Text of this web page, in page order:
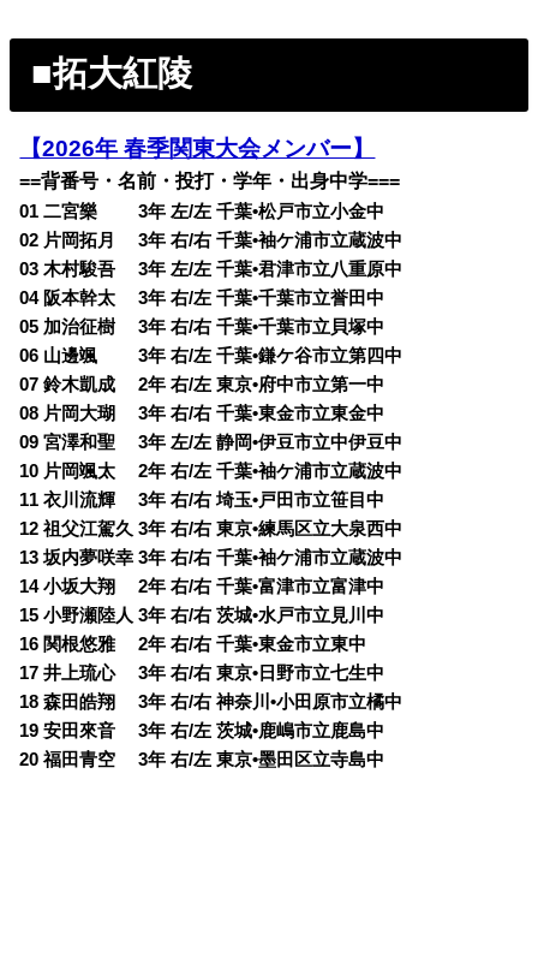
■拓大紅陵
【2026年 春季関東大会メンバー】
==背番号・名前・投打・学年・出身中学===
01 二宮樂 3年 左/左 千葉•松戸市立小金中
02 片岡拓月 3年 右/右 千葉•袖ケ浦市立蔵波中
03 木村駿吾 3年 左/左 千葉•君津市立八重原中
04 阪本幹太 3年 右/左 千葉•千葉市立誉田中
05 加治征樹 3年 右/右 千葉•千葉市立貝塚中
06 山邊颯 3年 右/左 千葉•鎌ケ谷市立第四中
07 鈴木凱成 2年 右/左 東京•府中市立第一中
08 片岡大瑚 3年 右/右 千葉•東金市立東金中
09 宮澤和聖 3年 左/左 静岡•伊豆市立中伊豆中
10 片岡颯太 2年 右/左 千葉•袖ケ浦市立蔵波中
11 衣川流輝 3年 右/右 埼玉•戸田市立笹目中
12 祖父江駕久 3年 右/右 東京•練馬区立大泉西中
13 坂内夢咲幸 3年 右/右 千葉•袖ケ浦市立蔵波中
14 小坂大翔 2年 右/右 千葉•富津市立富津中
15 小野瀬陸人 3年 右/右 茨城•水戸市立見川中
16 関根悠雅 2年 右/右 千葉•東金市立東中
17 井上琉心 3年 右/右 東京•日野市立七生中
18 森田皓翔 3年 右/右 神奈川•小田原市立橘中
19 安田來音 3年 右/左 茨城•鹿嶋市立鹿島中
20 福田青空 3年 右/左 東京•墨田区立寺島中